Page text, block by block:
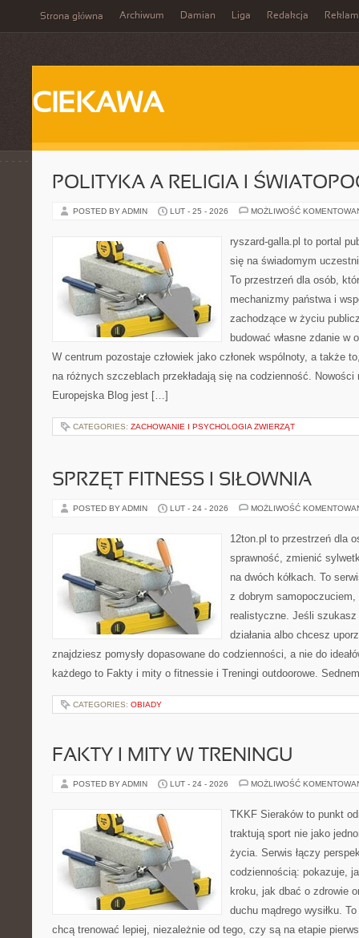
Strona główna Archiwum Damian Liga Redakcja
CIEKAWA
POLITYKA A RELIGIA I
POSTED BY ADMIN LUT - 25 - 2026 MOŻLIWOŚĆ
ryszard-galla.pl to portal
się na świadomym
To przestrzeń dla osób,
mechanizmy państwa i
zachodzące w życiu
budować własne zdanie w
W centrum pozostaje człowiek jako członek wspólnoty, a także
na różnych szczeblach przekładają się na codzienność.
Europejska Blog jest […]
CATEGORIES: ZACHOWANIE I PSYCHOLOGIA ZWIERZĄT
SPRZĘT FITNESS I SIŁOWNIA
POSTED BY ADMIN LUT - 24 - 2026 MOŻLIWOŚĆ
12ton.pl to przestrzeń dla
sprawność, zmienić
na dwóch kółkach. To
z dobrym
realistyczne. Jeśli
działania albo chcesz
znajdziesz pomysły dopasowane do codzienności, a nie do
każdego to Fakty i mity o fitnessie i Treningi outdoorowe.
CATEGORIES: OBIADY
FAKTY I MITY W TRENINGU
POSTED BY ADMIN LUT - 24 - 2026 MOŻLIWOŚĆ
TKKF Sieraków to punkt
traktują sport nie jako
życia. Serwis łączy
codziennością: pokazuje,
kroku, jak dbać o zdrowie
duchu mądrego wysiłku.
chcą trenować lepiej, niezależnie od tego, czy są na etapie